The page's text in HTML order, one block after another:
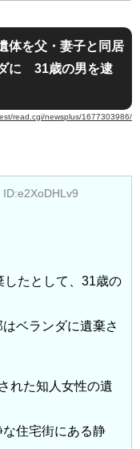
体を父・妻子と同居
に 31歳の男を逮
read.cgi/newsplus/1677303986/
したとして、31歳の
ベランダに遺棄さ
れた知人女性の遺
住宅街にある静